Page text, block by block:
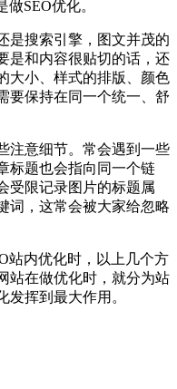
SEO优化。
是搜索引擎，图文并茂的
是和内容很贴切的话，还
大小、样式的排版、颜色
要保持在同一个统一、舒
注意细节。常会遇到一些
标题也会指向同一个链
受限记录图片的标题属
词，这常会被大家给忽略
站内优化时，以上几个方
站在做优化时，就分为站
发挥到最大作用。